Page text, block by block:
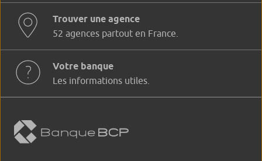
Trouver une agence
52 agences partout en France.
Votre banque
Les informations utiles.